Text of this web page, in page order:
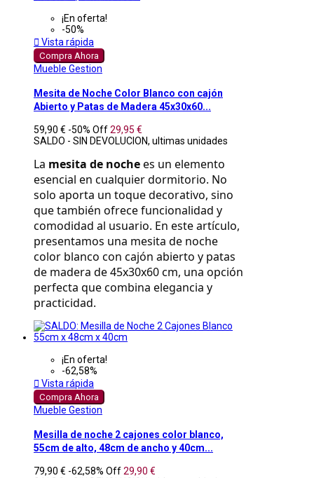
¡En oferta!
-50%
 Vista rápida
Compra Ahora
Mueble Gestion
Mesita de Noche Color Blanco con cajón
Abierto y Patas de Madera 45x30x60...
59,90 € -50% Off29,95 €
SALDO - SIN DEVOLUCION, ultimas unidades
La mesita de noche es un elemento
esencial en cualquier dormitorio. No
solo aporta un toque decorativo, sino
que también ofrece funcionalidad y
comodidad al usuario. En este artículo,
presentamos una mesita de noche
color blanco con cajón abierto y patas
de madera de 45x30x60 cm, una opción
perfecta que combina elegancia y
practicidad.
¡En oferta!
-62,58%
 Vista rápida
Compra Ahora
Mueble Gestion
Mesilla de noche 2 cajones color blanco,
55cm de alto, 48cm de ancho y 40cm...
79,90 € -62,58% Off29,90 €